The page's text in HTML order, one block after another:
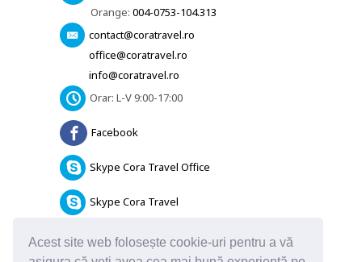
Acest site web folosește cookie-uri pentru a vă
Orange: 004-0753-104.313
contact@coratravel.ro
office@coratravel.ro
info@coratravel.ro
Orar: L-V 9:00-17:00
Facebook
Skype Cora Travel Office
Skype Cora Travel
Informatii utile